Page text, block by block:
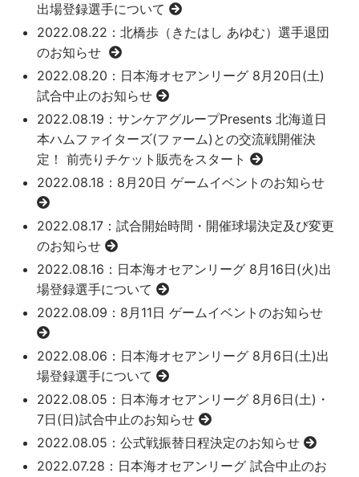
出場登録選手について
2022.08.22 ：北橋歩（きたはし あゆむ）選手退団
のお知らせ
2022.08.20 ：日本海オセアンリーグ 8月20日(土)
試合中止のお知らせ
2022.08.19 ：サンケアグループPresents 北海道日
本ハムファイターズ(ファーム)との交流戦開催決
定！ 前売りチケット販売をスタート
2022.08.18 ：8月20日 ゲームイベントのお知らせ
2022.08.17 ：試合開始時間・開催球場決定及び変更
のお知らせ
2022.08.16 ：日本海オセアンリーグ 8月16日(火)出
場登録選手について
2022.08.09 ：8月11日 ゲームイベントのお知らせ
2022.08.06 ：日本海オセアンリーグ 8月6日(土)出
場登録選手について
2022.08.05 ：日本海オセアンリーグ 8月6日(土)・
7日(日)試合中止のお知らせ
2022.08.05 ：公式戦振替日程決定のお知らせ
2022.07.28 ：日本海オセアンリーグ 試合中止のお